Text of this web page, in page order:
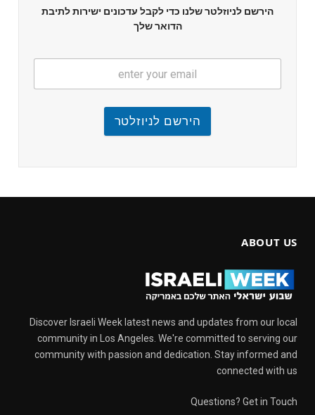
הירשם לניוזלטר שלנו כדי לקבל עדכונים ישירות לתיבת
הדואר שלך
הירשם לניוזלטר
ABOUT US
Discover Israeli Week latest news and updates from our local
community in Los Angeles. We're committed to serving our
community with passion and dedication. Stay informed and
connected with us
Questions? Get in Touch